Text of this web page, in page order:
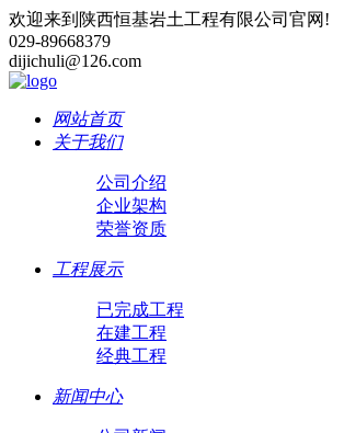
欢迎来到陕西恒基岩土工程有限公司官网!
029-89668379
dijichuli@126.com
网站首页
关于我们
公司介绍
企业架构
荣誉资质
工程展示
已完成工程
在建工程
经典工程
新闻中心